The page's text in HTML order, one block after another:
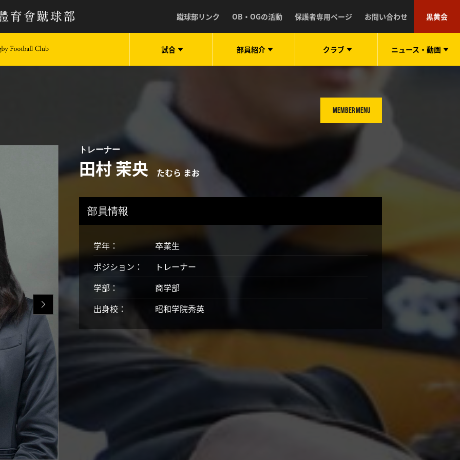
蹴球部リンク OB・OGの活動 保護者専用ページ お問い合わせ 黒黄会
試合 部員紹介 クラブ ニュース・ 動画
MEMBER MENU
トレーナー
田村 茉央 たむら まお
部員情報
学年：
卒業生
ポジション：
トレーナー
学部：
商学部
出身校：
昭和学院秀英